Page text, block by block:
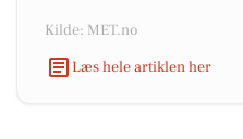
Kilde: MET.no
Læs hele artiklen her